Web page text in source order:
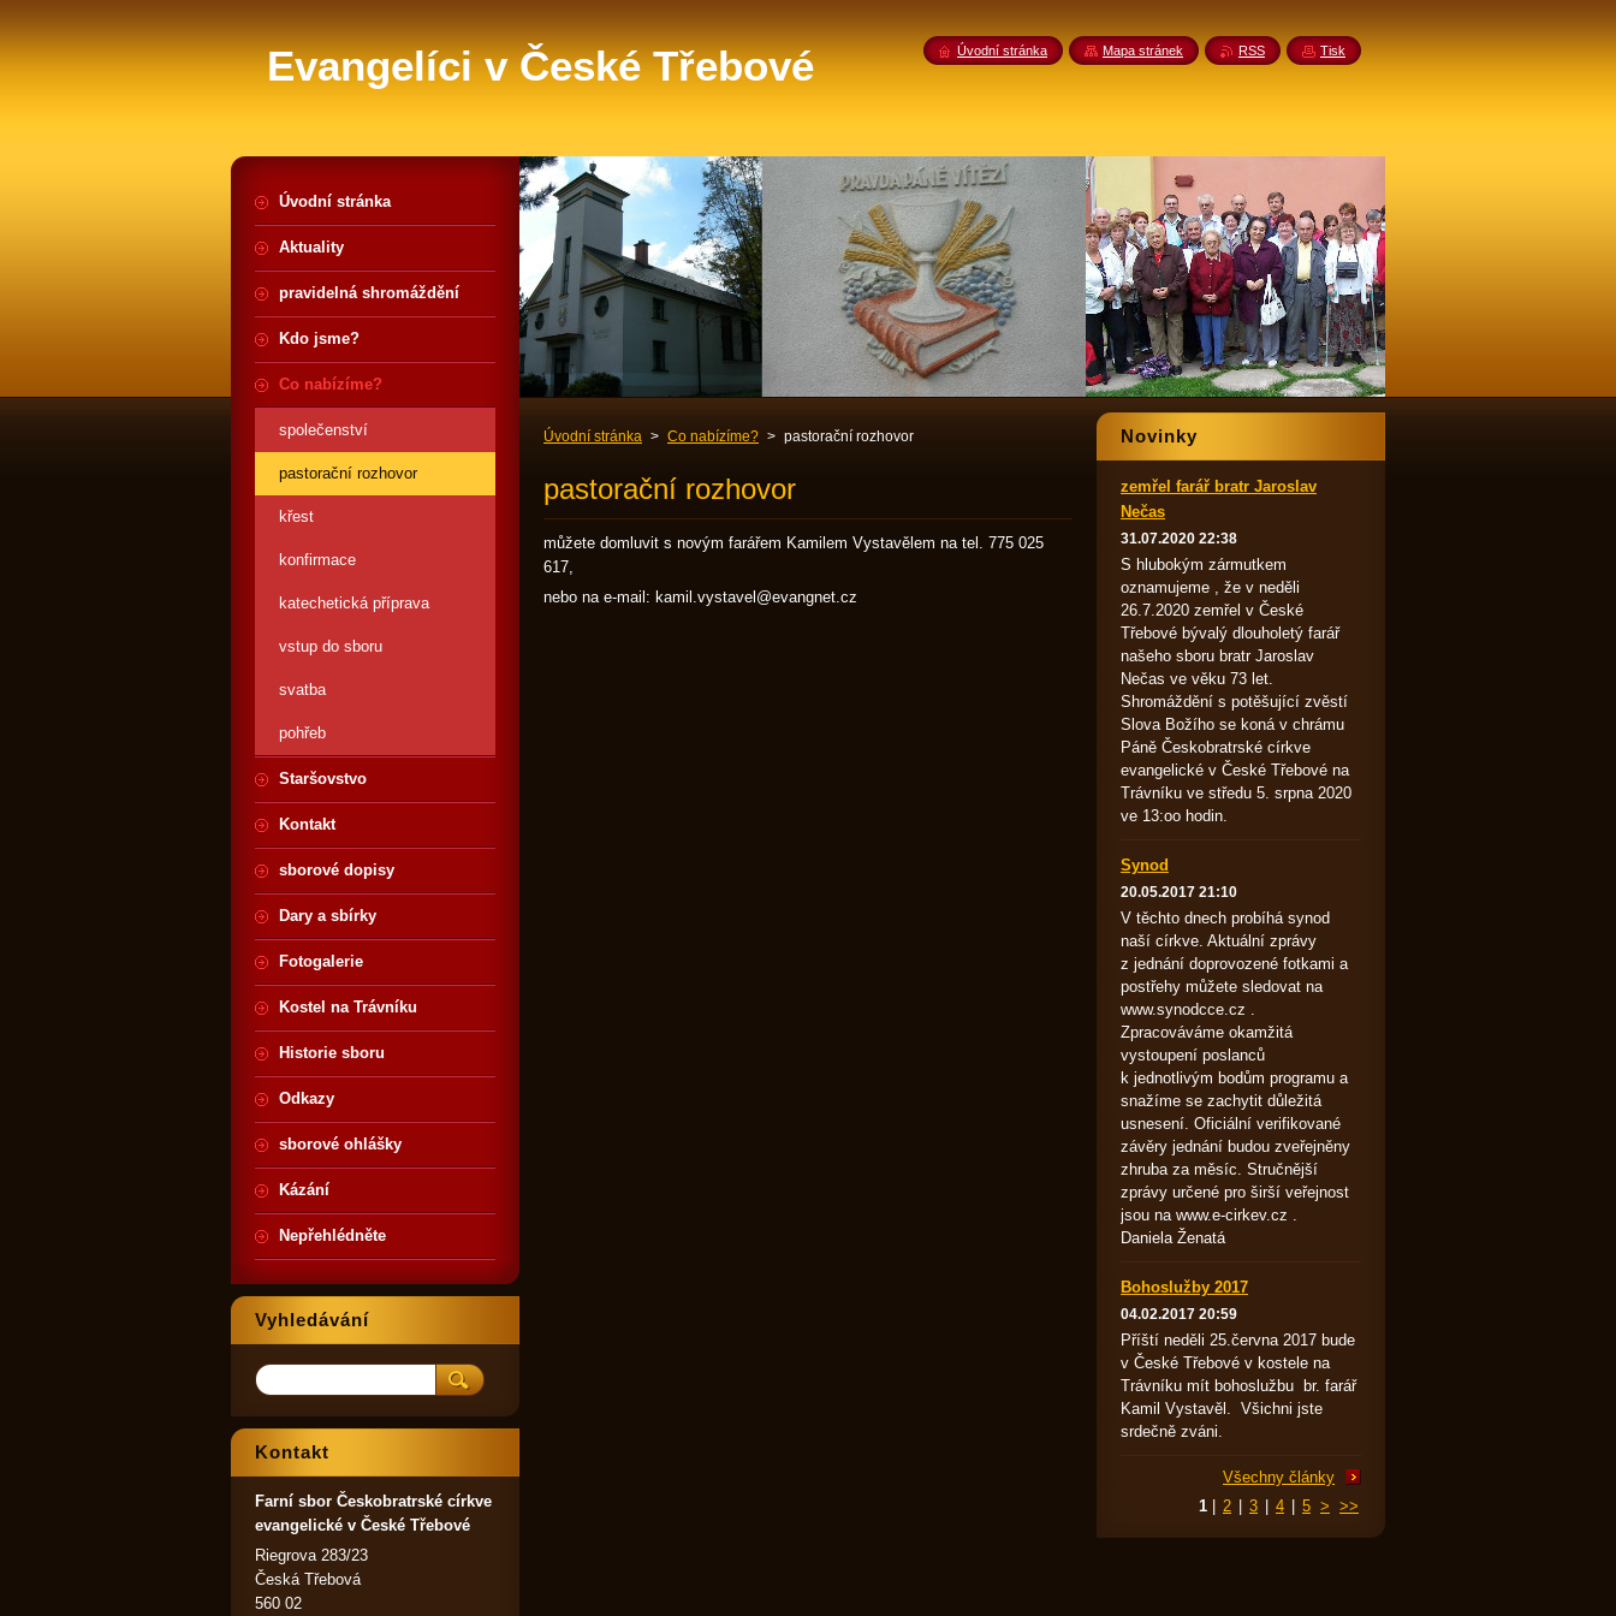
Evangelíci v České Třebové
Úvodní stránka > Co nabízíme? > pastorační rozhovor
pastorační rozhovor
můžete domluvit s novým farářem Kamilem Vystavělem na tel. 775 025
617,
nebo na e-mail: kamil.vystavel@evangnet.cz
Novinky
zemřel farář bratr Jaroslav
Nečas
31.07.2020 22:38
S hlubokým zármutkem
oznamujeme , že v neděli
26.7.2020 zemřel v České
Třebové bývalý dlouholetý farář
našeho sboru bratr Jaroslav
Nečas ve věku 73 let.
Shromáždění s potěšující zvěstí
Slova Božího se koná v chrámu
Páně Českobratrské církve
evangelické v České Třebové na
Trávníku ve středu 5. srpna 2020
ve 13:oo hodin.
Synod
20.05.2017 21:10
V těchto dnech probíhá synod
naší církve. Aktuální zprávy
z jednání doprovozené fotkami a
postřehy můžete sledovat na
www.synodcce.cz .
Zpracováváme okamžitá
vystoupení poslanců
k jednotlivým bodům programu a
snažíme se zachytit důležitá
usnesení. Oficiální verifikované
závěry jednání budou zveřejněny
zhruba za měsíc. Stručnější
zprávy určené pro širší veřejnost
jsou na www.e-cirkev.cz .
Daniela Ženatá
Bohoslužby 2017
04.02.2017 20:59
Příští neděli 25.června 2017 bude
v České Třebové v kostele na
Trávníku mít bohoslužbu br. farář
Kamil Vystavěl. Všichni jste
srdečně zváni.
Všechny články
1
2 3 4 5 > >>
Úvodní stránka
Aktuality
pravidelná shromáždění
Kdo jsme?
Co nabízíme?
společenství
pastorační rozhovor
křest
konfirmace
katechetická příprava
vstup do sboru
svatba
pohřeb
Staršovstvo
Kontakt
sborové dopisy
Dary a sbírky
Fotogalerie
Kostel na Trávníku
Historie sboru
Odkazy
sborové ohlášky
Kázání
Nepřehlédněte
Vyhledávání
Kontakt
Farní sbor Českobratrské církve
evangelické v České Třebové
Riegrova 283/23
Česká Třebová
560 02
Úvodní stránka Mapa stránek RSS Tisk